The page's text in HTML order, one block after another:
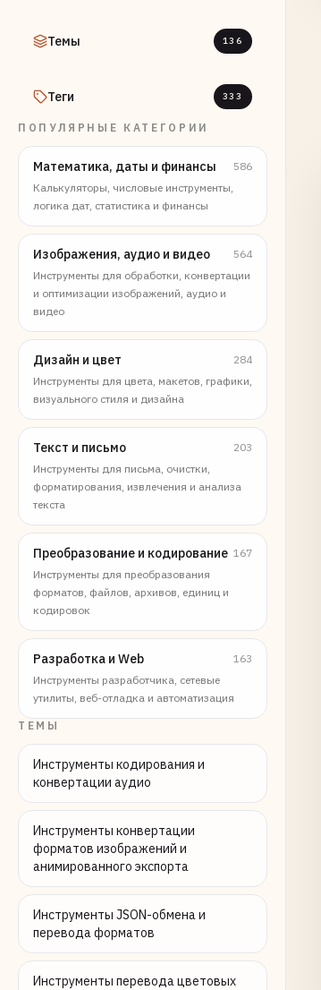
Темы 136
Теги 333
ПОПУЛЯРНЫЕ КАТЕГОРИИ
Математика, даты и финансы
586
Калькуляторы, числовые инструменты,
логика дат, статистика и финансы
Изображения, аудио и видео
564
Инструменты для обработки, конвертации
и оптимизации изображений, аудио и
видео
Дизайн и цвет
284
Инструменты для цвета, макетов, графики,
визуального стиля и дизайна
Текст и письмо
203
Инструменты для письма, очистки,
форматирования, извлечения и анализа
текста
Преобразование и кодирование 167
Инструменты для преобразования
форматов, файлов, архивов, единиц и
кодировок
Разработка и Web
163
Инструменты разработчика, сетевые
утилиты, веб-отладка и автоматизация
ТЕМЫ
Инструменты кодирования и
конвертации аудио
Инструменты конвертации
форматов изображений и
анимированного экспорта
Инструменты JSON-обмена и
перевода форматов
Инструменты перевода цветовых